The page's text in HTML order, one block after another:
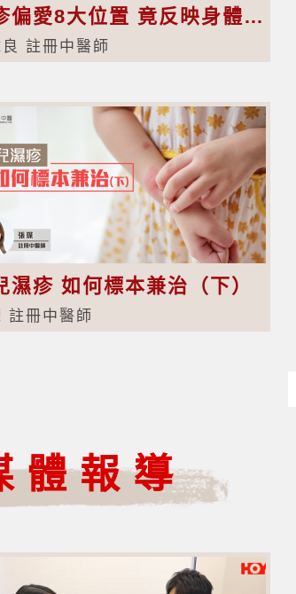
濕疹偏愛8大位置 竟反映身體有這幾類健康警號！
註冊中醫師
濕疹 如何標本兼治（下）
註冊中醫師
體報導